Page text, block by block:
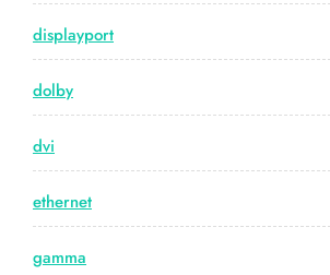
displayport
dolby
dvi
ethernet
gamma